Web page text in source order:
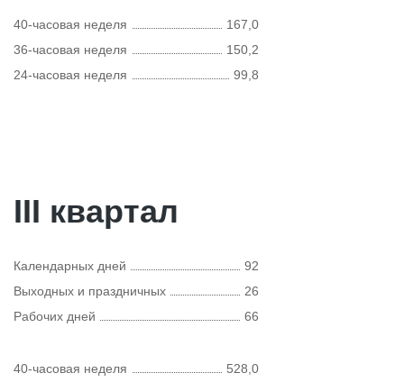
40-часовая неделя
167,0
36-часовая неделя
150,2
24-часовая неделя
99,8
III квартал
Календарных дней
92
Выходных и праздничных
26
Рабочих дней
66
40-часовая неделя 528,0